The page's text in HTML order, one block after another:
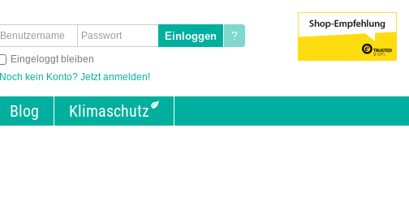
?
Eingeloggt bleiben
Noch kein Konto? Jetzt anmelden!
Blog Klimaschutz